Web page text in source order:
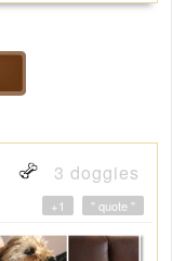
3 doggies
" quote "
+1